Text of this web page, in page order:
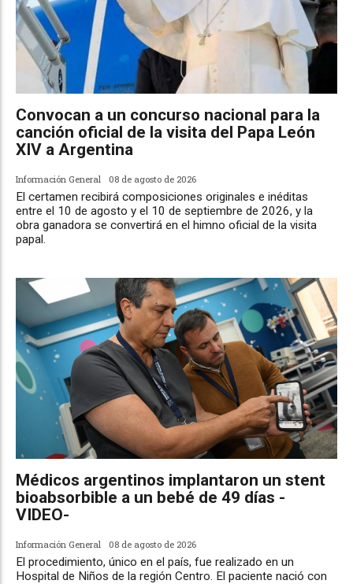
Convocan a un concurso nacional para la
canción oficial de la visita del Papa León
XIV a Argentina
Información General 08 de agosto de 2026
El certamen recibirá composiciones originales e inéditas
entre el 10 de agosto y el 10 de septiembre de 2026, y la
obra ganadora se convertirá en el himno oficial de la visita
papal.
Médicos argentinos implantaron un stent
bioabsorbible a un bebé de 49 días -
VIDEO-
Información General 08 de agosto de 2026
El procedimiento, único en el país, fue realizado en un
Hospital de Niños de la región Centro. El paciente nació con